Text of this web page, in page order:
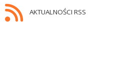
AKTUALNOŚCI RSS